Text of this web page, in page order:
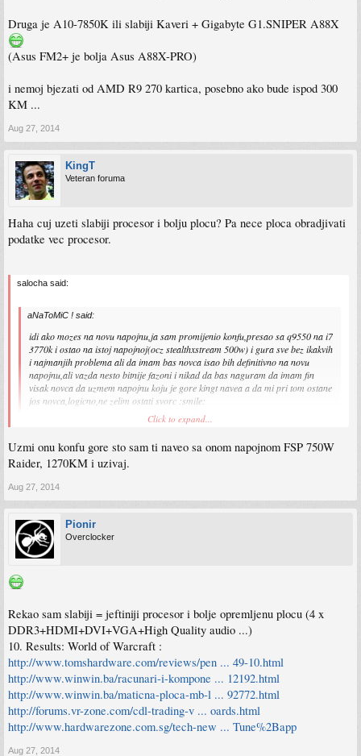
Druga je A10-7850K ili slabiji Kaveri + Gigabyte G1.SNIPER A88X
(Asus FM2+ je bolja Asus A88X-PRO)
i nemoj bjezati od AMD R9 270 kartica, posebno ako bude ispod 300
KM ...
Aug 27, 2014
KingT
Veteran foruma
Haha cuj uzeti slabiji procesor i bolju plocu? Pa nece ploca obradjivati
podatke vec procesor.
salocha said:
aNaToMiC ! said:
idi ako mozes na novu napojnu,ja sam promijenio konfu,presao sa q9550 na i7
3770k i ostao na istoj napojnoj(ocz stealthxstream 500w) i gura sve bez ikakvih
i najmanjih problema ali da imam bas novca isao bih definitivno na novu
napojnu,ali vazda nesto bitnije fazoni i nikad da bas naguram da imam fin
visak novca da uzmem napojnu koju je gore kingt navea a da mi pri tom ostane
jos novca,logicno,ne zelim ostati svorc :smile:
A sviđa mi sehttp://www.plus.ba/proizvod/napojna_jed ... 750am2_evo
Ne znam, probaću.
Click to expand...
Uzmi onu konfu gore sto sam ti naveo sa onom napojnom FSP 750W
Raider, 1270KM i uzivaj.
Aug 27, 2014
Pionir
Overclocker
Rekao sam slabiji = jeftiniji procesor i bolje opremljenu plocu (4 x
DDR3+HDMI+DVI+VGA+High Quality audio ...)
10. Results: World of Warcraft :
http://www.tomshardware.com/reviews/pen ... 49-10.html
http://www.winwin.ba/racunari-i-kompone ... 12192.html
http://www.winwin.ba/maticna-ploca-mb-l ... 92772.html
http://forums.vr-zone.com/cdl-trading-v ... oards.html
http://www.hardwarezone.com.sg/tech-new ... Tune%2Bapp
Aug 27, 2014